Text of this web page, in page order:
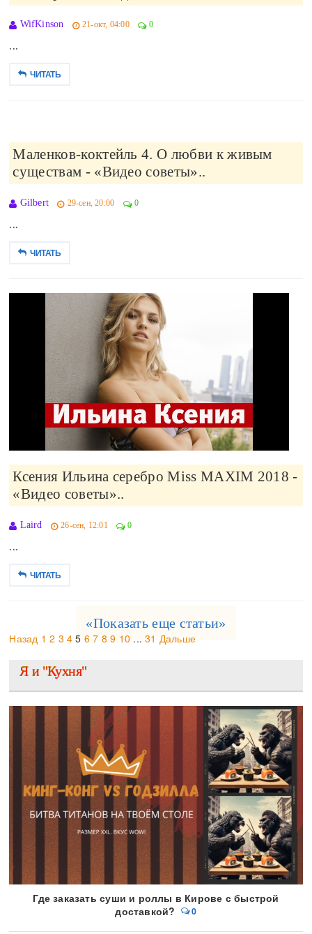
WifKinson 21-окт, 04:00 0
...
ЧИТАТЬ
Маленков-коктейль 4. О любви к живым
существам - «Видео советы»..
Gilbert 29-сен, 20:00 0
...
ЧИТАТЬ
Ксения Ильина серебро Miss MAXIM 2018 -
«Видео советы»..
Laird 26-сен, 12:01 0
...
ЧИТАТЬ
«Показать еще статьи»
Назад 1 2 3 4 5 6 7 8 9 10 ... 31 Дальше
Я и "Кухня"
Где заказать суши и роллы в Кирове с быстрой
доставкой?
0